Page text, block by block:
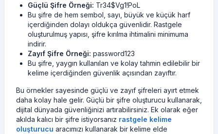
Güçlü Şifre Örneği: Tr34$Vg1!PoL
Bu şifre de hem sembol, sayı, büyük ve küçük harf
içerdiğinden dolayı oldukça güvenlidir. Rastgele
oluşturulmuş yapısı, şifre kırılma ihtimalini minimuma
indirir.
Zayıf Şifre Örneği: password123
Bu şifre, yaygın kullanılan ve kolay tahmin edilebilir bir
kelime içerdiğinden güvenlik açısından zayıftır.
Bu örnekler sayesinde güçlü ve zayıf şifreleri ayırt etmek
daha kolay hale gelir. Güçlü bir şifre oluşturucu kullanarak,
dijital dünyada güvenliğinizi artırabilirsiniz. Ek olarak eğer
akılda kalıcı bir şifre istiyorsanız rastgele kelime
oluşturucu aracımızı kullanarak bir kelime elde